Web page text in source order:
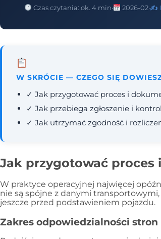
Czas czytania: ok. 4 min· 2026-02·✍️
W SKRÓCIE — CZEGO SIĘ
✓ Jak przygotować proces i
✓ Jak przebiega zgłoszenie i
✓ Jak utrzymać zgodność i
Jak przygotować proces
W praktyce operacyjnej najwięcej
nie są spójne z danymi
jeszcze przed podstawieniem pojazdu.
Zakres odpowiedzialności stron